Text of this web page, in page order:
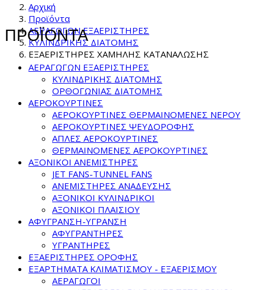
Αρχική
Προϊόντα
ΑΕΡΑΓΩΓΩΝ ΕΞΑΕΡΙΣΤΗΡΕΣ
ΚΥΛΙΝΔΡΙΚΗΣ ΔΙΑΤΟΜΗΣ
ΕΞΑΕΡΙΣΤΗΡΕΣ ΧΑΜΗΛΗΣ ΚΑΤΑΝΑΛΩΣΗΣ
ΠΡΟΪΟΝΤΑ
ΑΕΡΑΓΩΓΩΝ ΕΞΑΕΡΙΣΤΗΡΕΣ
ΚΥΛΙΝΔΡΙΚΗΣ ΔΙΑΤΟΜΗΣ
ΟΡΘΟΓΩΝΙΑΣ ΔΙΑΤΟΜΗΣ
ΑΕΡΟΚΟΥΡΤΙΝΕΣ
ΑΕΡΟΚΟΥΡΤΙΝΕΣ ΘΕΡΜΑΙΝΟΜΕΝΕΣ NEPOY
ΑΕΡΟΚΟΥΡΤΙΝΕΣ ΨΕΥΔΟΡΟΦΗΣ
ΑΠΛΕΣ ΑΕΡΟΚΟΥΡΤΙΝΕΣ
ΘΕΡΜΑΙΝΟΜΕΝΕΣ ΑΕΡΟΚΟΥΡΤΙΝΕΣ
ΑΞΟΝΙΚΟΙ ΑΝΕΜΙΣΤΗΡΕΣ
JET FANS-TUNNEL FANS
ΑΝΕΜΙΣΤΗΡΕΣ ΑΝΑΔΕΥΣΗΣ
ΑΞΟΝΙΚΟΙ ΚΥΛΙΝΔΡΙΚΟΙ
ΑΞΟΝΙΚΟΙ ΠΛΑΙΣΙΟΥ
ΑΦΥΓΡΑΝΣΗ-ΥΓΡΑΝΣΗ
ΑΦΥΓΡΑΝΤΗΡΕΣ
ΥΓΡΑΝΤΗΡΕΣ
ΕΞΑΕΡΙΣΤΗΡΕΣ ΟΡΟΦΗΣ
ΕΞΑΡΤΗΜΑΤΑ ΚΛΙΜΑΤΙΣΜΟΥ - ΕΞΑΕΡΙΣΜΟΥ
ΑΕΡΑΓΩΓΟΙ